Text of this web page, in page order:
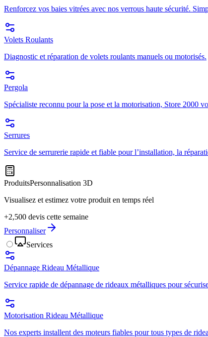
Renforcez vos baies vitrées avec nos verrous haute sécurité.
Volets Roulants
Diagnostic et réparation de volets roulants manuels ou motorisés.
Pergola
Spécialiste reconnu pour la pose et la motorisation, Store 2000
Serrures
Service de serrurerie rapide et fiable pour l’installation, la
ProduitsPersonnalisation 3D
Visualisez et estimez votre produit en temps réel
+2,500 devis cette semaine
Personnaliser
Services
Dépannage Rideau Métallique
Service rapide de dépannage de rideaux métalliques pour
Motorisation Rideau Métallique
Nos experts installent des moteurs fiables pour tous types de